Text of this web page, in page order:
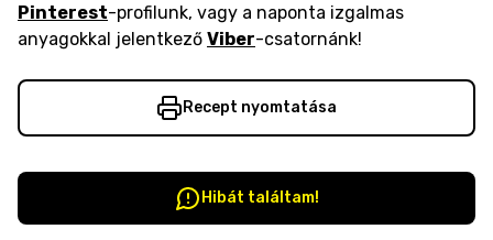
Pinterest-profilunk, vagy a naponta izgalmas
anyagokkal jelentkező Viber-csatornánk!
Recept nyomtatása
Hibát találtam!